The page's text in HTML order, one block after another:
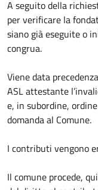
A seguito della
per verificare la
siano già eseguite o
congrua.
Viene data
ASL attestante
e, in subordine,
domanda al Comune.
I contributi vengono
Il comune procede,